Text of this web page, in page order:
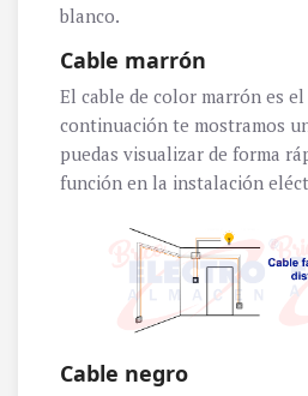
blanco.
Cable marrón
El cable de color marrón es el
continuación te mostramos
puedas visualizar de forma
función en la instalación
Cable negro